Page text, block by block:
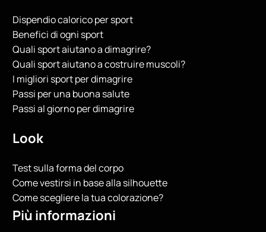
Dispendio calorico per sport
Benefici di ogni sport
Quali sport aiutano a dimagrire?
Quali sport aiutano a costruire muscoli?
I migliori sport per dimagrire
Passi per una buona salute
Passi al giorno per dimagrire
Look
Test sulla forma del corpo
Come vestirsi in base alla silhouette
Come scegliere la tua colorazione?
Più informazioni